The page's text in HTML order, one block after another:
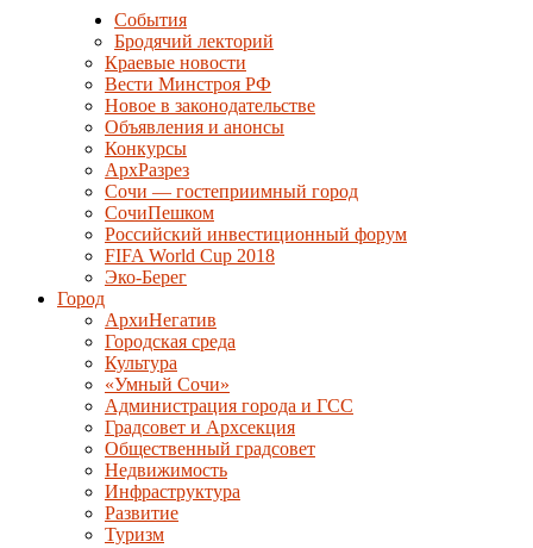
События
Бродячий лекторий
Краевые новости
Вести Минстроя РФ
Новое в законодательстве
Объявления и анонсы
Конкурсы
АрхРазрез
Сочи — гостеприимный город
СочиПешком
Российский инвестиционный форум
FIFA World Cup 2018
Эко-Берег
Город
АрхиНегатив
Городская среда
Культура
«Умный Сочи»
Администрация города и ГСС
Градсовет и Архсекция
Общественный градсовет
Недвижимость
Инфраструктура
Развитие
Туризм